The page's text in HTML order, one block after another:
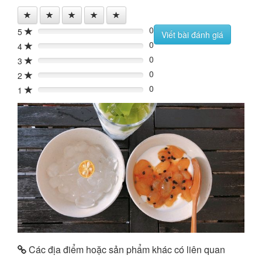
5 0%
0
4
0%
0
3
0%
0
2
0%
0
1
0% 0
Viết bài đánh giá
Các địa điểm hoặc sản phẩm khác có liên quan